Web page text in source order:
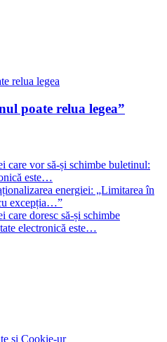
poate relua legea”
care vor să-și schimbe buletinul:
este…
energiei: „Limitarea în
excepția…”
care doresc să-și schimbe
electronică este…
și Cookie-ur